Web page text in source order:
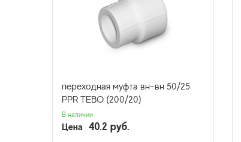
переходная муфта вн-вн 50/25
PPR TEBO (200/20)
В наличии
Цена 40.2 руб.